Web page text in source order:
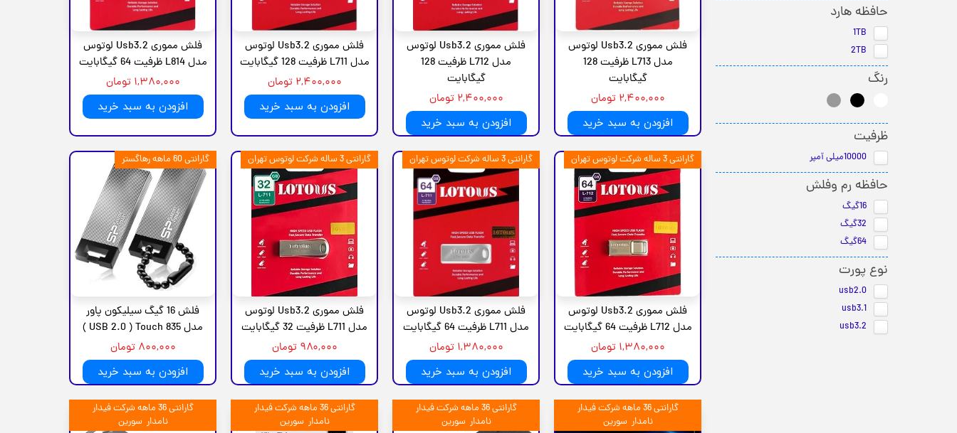
حافظه هارد
1TB
2TB
رنگ
ظرفیت
10000میلی آمپر
حافظه رم وفلش
16گیگ
32گیگ
64گیگ
نوع پورت
usb2.0
usb3.1
usb3.2
فلش مموری Usb3.2 لوتوس
مدل L713 ظرفیت 128
گیگابایت
۲,۴۰۰,۰۰۰ تومان
افزودن به سبد خرید
فلش مموری Usb3.2 لوتوس
مدل L712 ظرفیت 128
گیگابایت
۲,۴۰۰,۰۰۰ تومان
افزودن به سبد خرید
فلش مموری Usb3.2 لوتوس
مدل L711 ظرفیت 128 گیگابایت
۲,۴۰۰,۰۰۰ تومان
افزودن به سبد خرید
فلش مموری Usb3.2 لوتوس
مدل L814 ظرفیت 64 گیگابایت
۱,۳۸۰,۰۰۰ تومان
افزودن به سبد خرید
فلش مموری Usb3.2 لوتوس
مدل L712 ظرفیت 64 گیگابایت
۱,۳۸۰,۰۰۰ تومان
افزودن به سبد خرید
گارانتی 3 ساله شرکت لوتوس تهران
فلش مموری Usb3.2 لوتوس
مدل L711 ظرفیت 64 گیگابایت
۱,۳۸۰,۰۰۰ تومان
افزودن به سبد خرید
گارانتی 3 ساله شرکت لوتوس تهران
فلش مموری Usb3.2 لوتوس
مدل L711 ظرفیت 32 گیگابایت
۹۸۰,۰۰۰ تومان
افزودن به سبد خرید
گارانتی 3 ساله شرکت لوتوس تهران
فلش 16 گیگ سیلیکون پاور
مدل USB 2.0 ) Touch 835 )
۸۰۰,۰۰۰ تومان
افزودن به سبد خرید
گارانتی 60 ماهه رهاگستر
گارانتی 36 ماهه شرکت فیدار
نامدار سورین
گارانتی 36 ماهه شرکت فیدار
نامدار سورین
گارانتی 36 ماهه شرکت فیدار
نامدار سورین
گارانتی 36 ماهه شرکت فیدار
نامدار سورین